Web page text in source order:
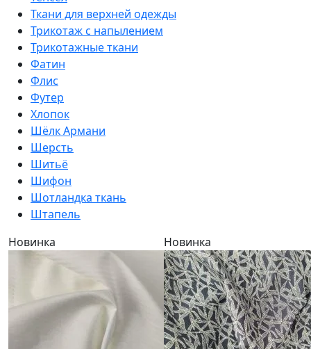
Ткани для верхней одежды
Трикотаж с напылением
Трикотажные ткани
Фатин
Флис
Футер
Хлопок
Шёлк Армани
Шерсть
Шитьё
Шифон
Шотландка ткань
Штапель
Новинка
Новинка